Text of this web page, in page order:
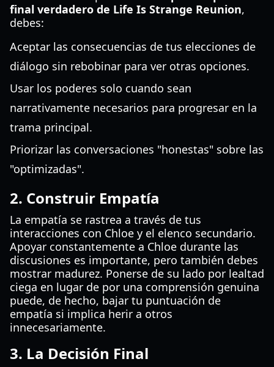
final verdadero de Life Is Strange Reunion,
debes:
Aceptar las consecuencias de tus elecciones de
diálogo sin rebobinar para ver otras opciones.
Usar los poderes solo cuando sean
narrativamente necesarios para progresar en la
trama principal.
Priorizar las conversaciones "honestas" sobre las
"optimizadas".
2. Construir Empatía
La empatía se rastrea a través de tus
interacciones con Chloe y el elenco secundario.
Apoyar constantemente a Chloe durante las
discusiones es importante, pero también debes
mostrar madurez. Ponerse de su lado por lealtad
ciega en lugar de por una comprensión genuina
puede, de hecho, bajar tu puntuación de
empatía si implica herir a otros
innecesariamente.
3. La Decisión Final